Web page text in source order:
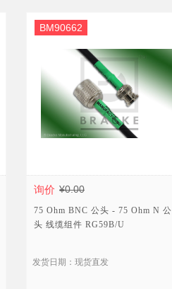
询价 ¥0.00
BM90662
75 Ohm BNC 公头 - 75 Ohm N 公
头 线缆组件 RG59B/U
发货日期：现货直发